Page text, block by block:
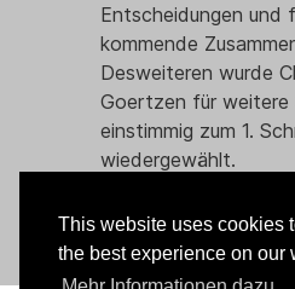
This website uses cookies
the best experience on our
Entscheidungen und
kommende
Desweiteren wurde
Goertzen für weitere
einstimmig zum 1.
wiedergewählt.